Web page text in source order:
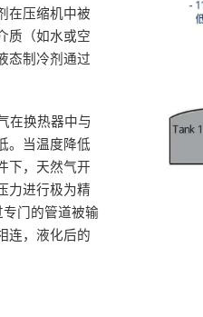
在压缩机中被
质（如水或空
态制冷剂通过
在换热器中与
。当温度降低
下，天然气开
力进行极为精
门的管道被输
连，液化后的